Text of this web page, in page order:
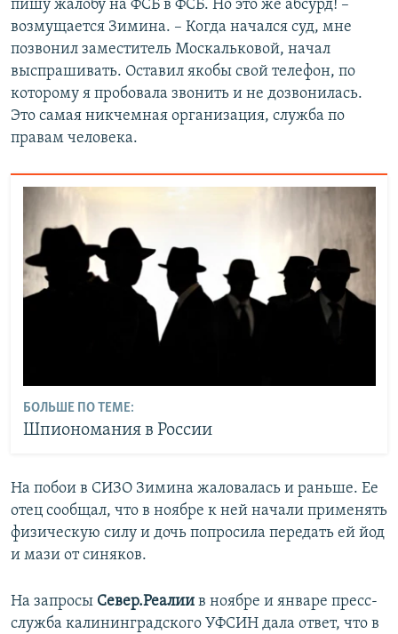
пишу жалобу на ФСБ в ФСБ. Но это же абсурд! –
возмущается Зимина. – Когда начался суд, мне
позвонил заместитель Москальковой, начал
выспрашивать. Оставил якобы свой телефон, по
которому я пробовала звонить и не дозвонилась.
Это самая никчемная организация, служба по
правам человека.
БОЛЬШЕ ПО ТЕМЕ:
Шпиономания в России
На побои в СИЗО Зимина жаловалась и раньше. Ее
отец сообщал, что в ноябре к ней начали применять
физическую силу и дочь попросила передать ей йод
и мази от синяков.
На запросы Север.Реалии в ноябре и январе пресс-
служба калининградского УФСИН дала ответ, что в